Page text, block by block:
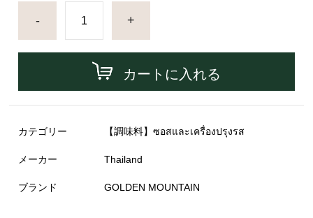
- +
カートに入れる
カテゴリー 【調味料】ซอสและเครื่องปรุงรส
メーカー Thailand
ブランド GOLDEN MOUNTAIN